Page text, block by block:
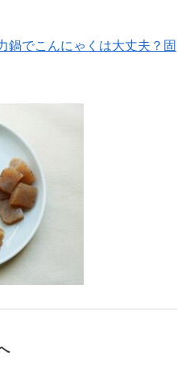
鍋でこんにゃくは大丈夫？固